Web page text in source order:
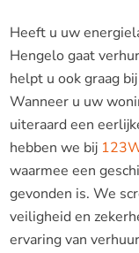
Heeft u uw
Hengelo gaat
helpt u ook graag
Wanneer u uw
uiteraard een
hebben we bij
waarmee een
gevonden is. We
veiligheid en
ervaring van